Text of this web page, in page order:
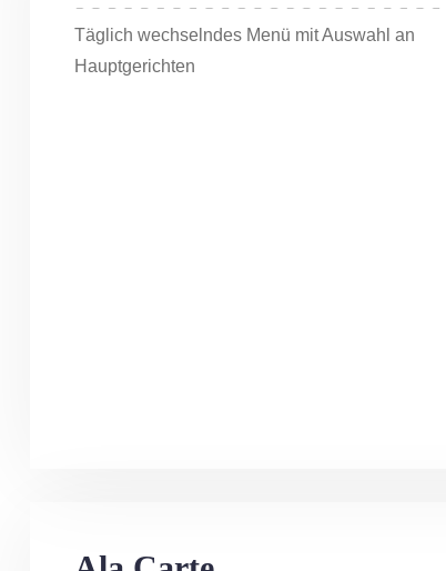
Täglich wechselndes Menü mit Auswahl an
Hauptgerichten